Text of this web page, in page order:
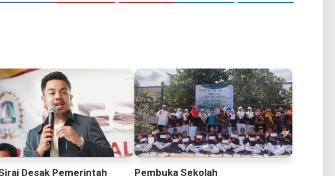
Desak Pemerintah
Pembuka Sekolah